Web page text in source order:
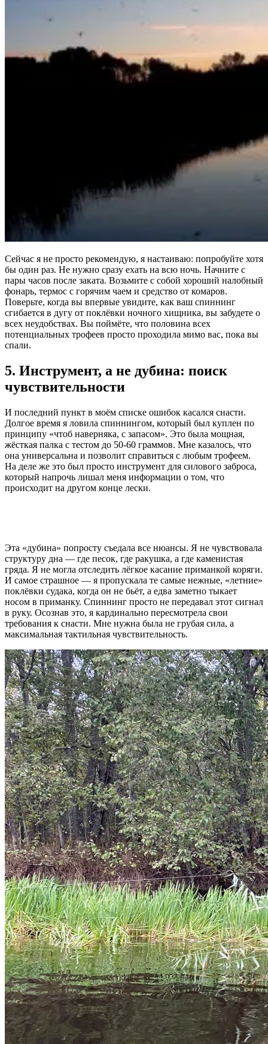
Сейчас я не просто рекомендую, я настаиваю: попробуйте хотя
бы один раз. Не нужно сразу ехать на всю ночь. Начните с
пары часов после заката. Возьмите с собой хороший налобный
фонарь, термос с горячим чаем и средство от комаров.
Поверьте, когда вы впервые увидите, как ваш спиннинг
сгибается в дугу от поклёвки ночного хищника, вы забудете о
всех неудобствах. Вы поймёте, что половина всех
потенциальных трофеев просто проходила мимо вас, пока вы
спали.
5. Инструмент, а не дубина: поиск
чувствительности
И последний пункт в моём списке ошибок касался снасти.
Долгое время я ловила спиннингом, который был куплен по
принципу «чтоб наверняка, с запасом». Это была мощная,
жёсткая палка с тестом до 50-60 граммов. Мне казалось, что
она универсальна и позволит справиться с любым трофеем.
На деле же это был просто инструмент для силового заброса,
который напрочь лишал меня информации о том, что
происходит на другом конце лески.
Эта «дубина» попросту съедала все нюансы. Я не чувствовала
структуру дна — где песок, где ракушка, а где каменистая
гряда. Я не могла отследить лёгкое касание приманкой коряги.
И самое страшное — я пропускала те самые нежные, «летние»
поклёвки судака, когда он не бьёт, а едва заметно тыкает
носом в приманку. Спиннинг просто не передавал этот сигнал
в руку. Осознав это, я кардинально пересмотрела свои
требования к снасти. Мне нужна была не грубая сила, а
максимальная тактильная чувствительность.